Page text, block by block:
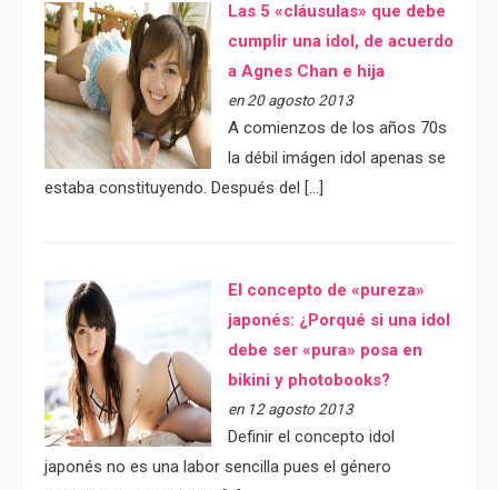
Las 5 «cláusulas» que debe
cumplir una idol, de acuerdo
a Agnes Chan e hija
en 20 agosto 2013
A comienzos de los años 70s
la débil imágen idol apenas se
estaba constituyendo. Después del […]
El concepto de «pureza»
japonés: ¿Porqué si una idol
debe ser «pura» posa en
bikini y photobooks?
en 12 agosto 2013
Definir el concepto idol
japonés no es una labor sencilla pues el género